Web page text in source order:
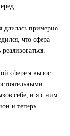
примерно
что сфера
сфере я вырос
себе, и я с ним
и теперь